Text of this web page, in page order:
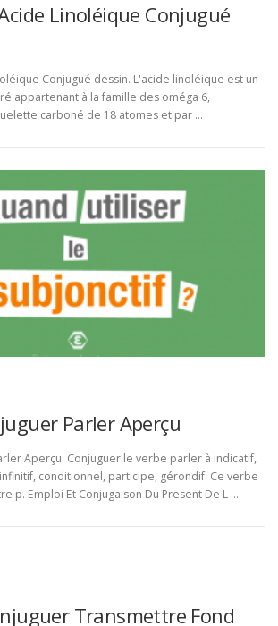
Linoléique Conjugué
Conjugué dessin. L'acide linoléique est un
appartenant à la famille des oméga 6,
carboné de 18 atomes et par …
Parler Aperçu
Aperçu. Conjuguer le verbe parler à indicatif,
conditionnel, participe, gérondif. Ce verbe
p. Emploi Et Conjugaison Du Present De L …
Transmettre Fond